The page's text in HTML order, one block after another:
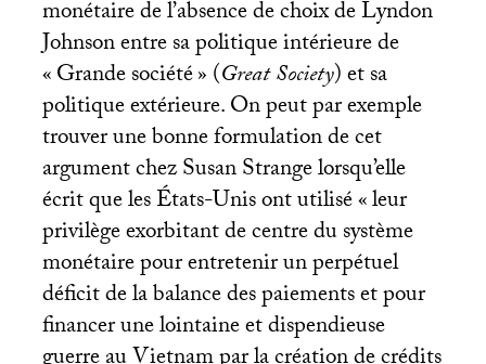
monétaire de l’absence de choix de Lyndon
Johnson entre sa politique intérieure de
«Grande société» (Great Society) et sa
politique extérieure. On peut par exemple
trouver une bonne formulation de cet
argument chez Susan Strange lorsqu’elle
écrit que les États-Unis ont utilisé «leur
privilège exorbitant de centre du système
monétaire pour entretenir un perpétuel
déficit de la balance des paiements et pour
financer une lointaine et dispendieuse